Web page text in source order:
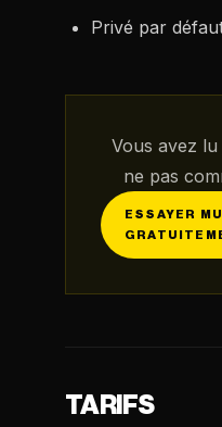
Privé par
Vous avez
ne pas
ESSAYER
TARIFS